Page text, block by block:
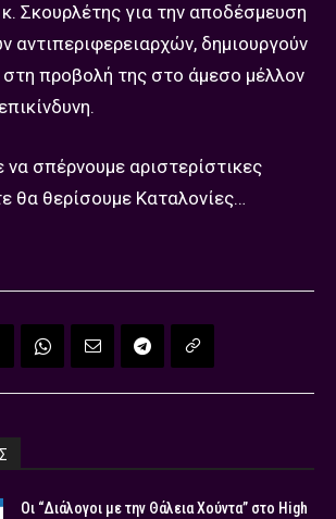
Σκουρλέτης για την αποδέσμευση
αντιπεριφερειαρχών, δημιουργούν
στη προβολή της στο άμεσο μέλλον
να σπέρνουμε αριστερίστικες
θα θερίσουμε Καταλονίες…
Οι “Διάλογοι με την Θάλεια Χούντα” στο High